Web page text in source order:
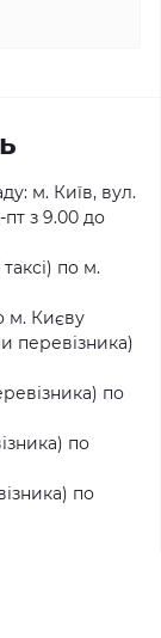
м. Київ, вул.
з 9.00 до
по м.
м. Києву
перевізника)
по
по
по